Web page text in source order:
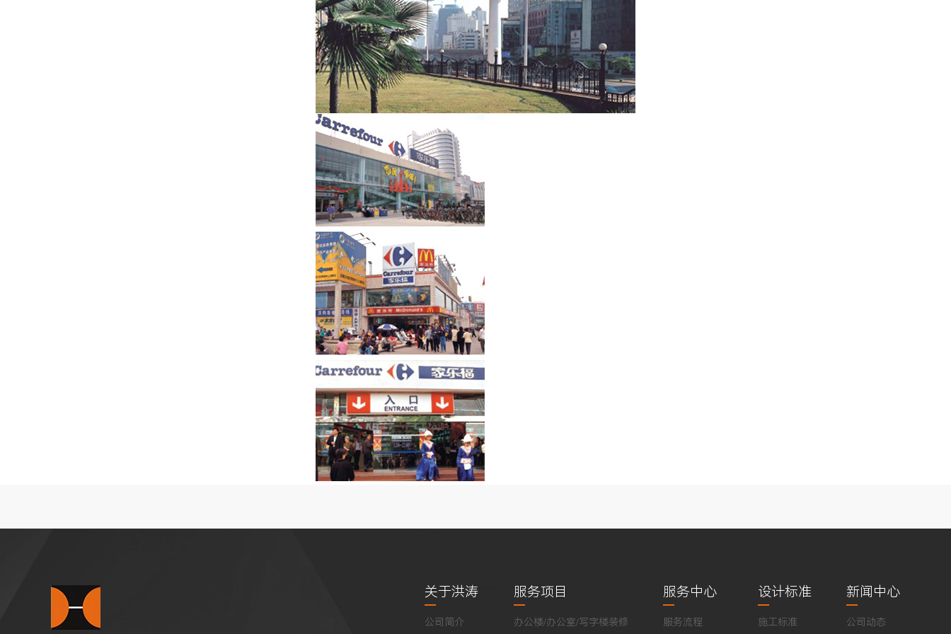
关于洪涛
公司简介
服务项目
办公楼/办公室/写字楼装修
服务中心
服务流程
设计标准
施工标准
新闻中心
公司动态